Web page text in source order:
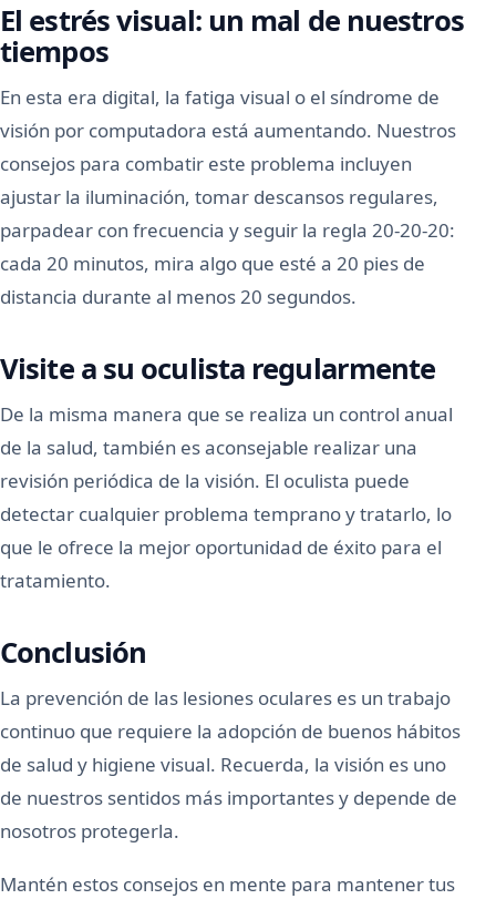
El estrés visual: un mal de nuestros
tiempos
En esta era digital, la fatiga visual o el síndrome de
visión por computadora está aumentando. Nuestros
consejos para combatir este problema incluyen
ajustar la iluminación, tomar descansos regulares,
parpadear con frecuencia y seguir la regla 20-20-20:
cada 20 minutos, mira algo que esté a 20 pies de
distancia durante al menos 20 segundos.
Visite a su oculista regularmente
De la misma manera que se realiza un control anual
de la salud, también es aconsejable realizar una
revisión periódica de la visión. El oculista puede
detectar cualquier problema temprano y tratarlo, lo
que le ofrece la mejor oportunidad de éxito para el
tratamiento.
Conclusión
La prevención de las lesiones oculares es un trabajo
continuo que requiere la adopción de buenos hábitos
de salud y higiene visual. Recuerda, la visión es uno
de nuestros sentidos más importantes y depende de
nosotros protegerla.
Mantén estos consejos en mente para mantener tus